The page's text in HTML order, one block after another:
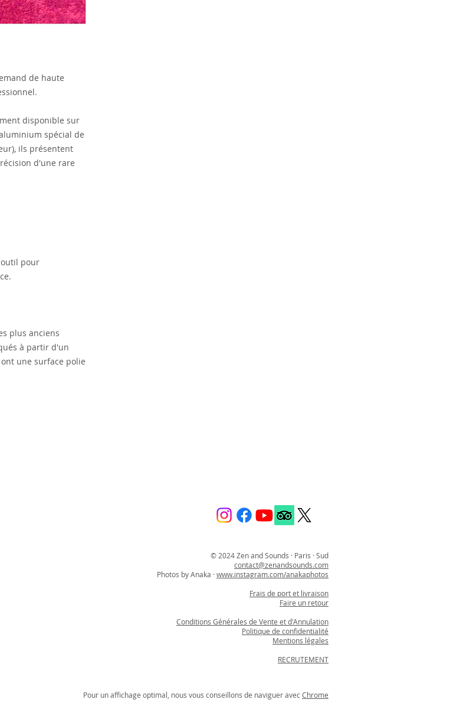
de haute
disponible sur
spécial de
ils présentent
d'une rare
outil pour
plus anciens
à partir d'un
une surface polie
© 2024 Zen and Sounds · Paris · Sud
contact@zenandsounds.com
Photos by Anaka ·www.instagram.com/anakaphotos
Frais de port et livraison
Faire un retour
Conditions Générales de Vente et d'Annulation
Politique de confidentialité
Mentions légales
RECRUTEMENT
Pour un affichage optimal, nous vous conseillons de naviguer avecChrome